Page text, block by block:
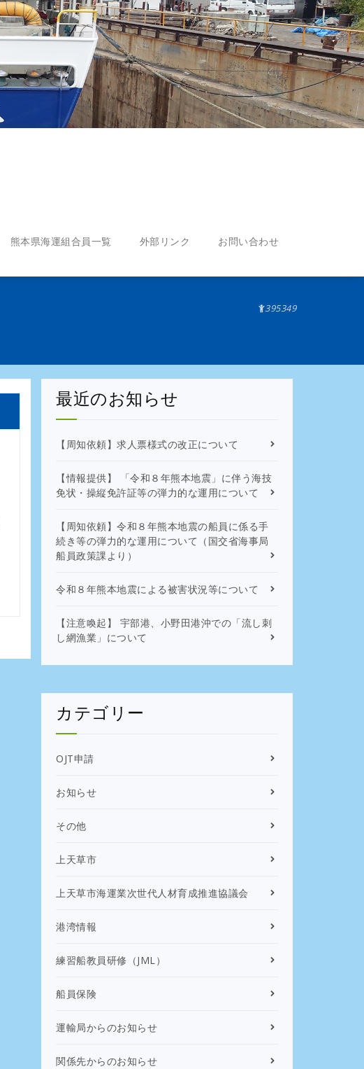
熊本県海運組合員一覧 外部リンク お問い合わせ
395349
最近のお知らせ
【周知依頼】求人票様式の改正について
【情報提供】 「令和８年熊本地震」に伴う海技
免状・操縦免許証等の弾力的な運用について
【周知依頼】令和８年熊本地震の船員に係る手
続き等の弾力的な運用について（国交省海事局
船員政策課より）
令和８年熊本地震による被害状況等について
【注意喚起】 宇部港、小野田港沖での「流し刺
し網漁業」について
カテゴリー
OJT申請
お知らせ
その他
上天草市
上天草市海運業次世代人材育成推進協議会
港湾情報
練習船教員研修（JML）
船員保険
運輸局からのお知らせ
関係先からのお知らせ